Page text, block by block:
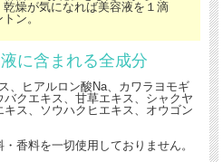
燥が気になれば美容液を１滴
ン。
に含まれる全成分
、ヒアルロン酸Na、カワラヨモギ
クエキス、甘草エキス、シャクヤ
ス、ソウハクヒエキス、オウゴン
香料を一切使用しておりません。